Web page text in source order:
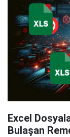
Excel
Bulaşan